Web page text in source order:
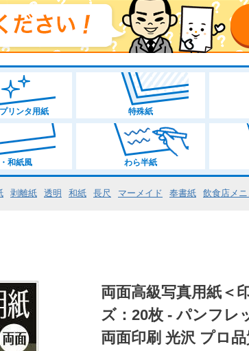
リンタ用紙 特殊紙
和紙風 わら半紙
剥離紙 透明 和紙 長尺 マーメイド 奉書紙 飲食店メニ
両面高級写真用紙＜
ズ：20枚 - パンフレ
両面印刷 光沢 プロ